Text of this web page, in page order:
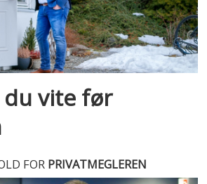
vite før
FOR PRIVATMEGLEREN